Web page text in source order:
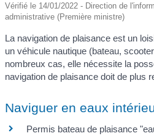
Vérifié le 14/01/2022 - Direction de
administrative (Première ministre)
La navigation de plaisance est un
un véhicule nautique (bateau,
nombreux cas, elle nécessite la
navigation de plaisance doit de plus
Naviguer en eaux
Permis bateau de plaisance